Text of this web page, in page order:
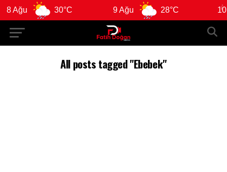
Ağu 30°C 9 Ağu 28°C 10
All posts tagged "Ebebek"